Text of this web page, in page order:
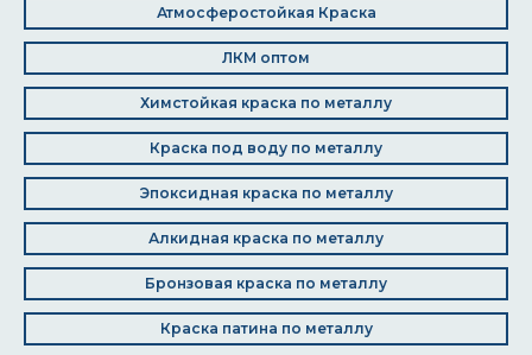
Атмосферостойкая Краска
ЛКМ оптом
Химстойкая краска по металлу
Краска под воду по металлу
Эпоксидная краска по металлу
Алкидная краска по металлу
Бронзовая краска по металлу
Краска патина по металлу